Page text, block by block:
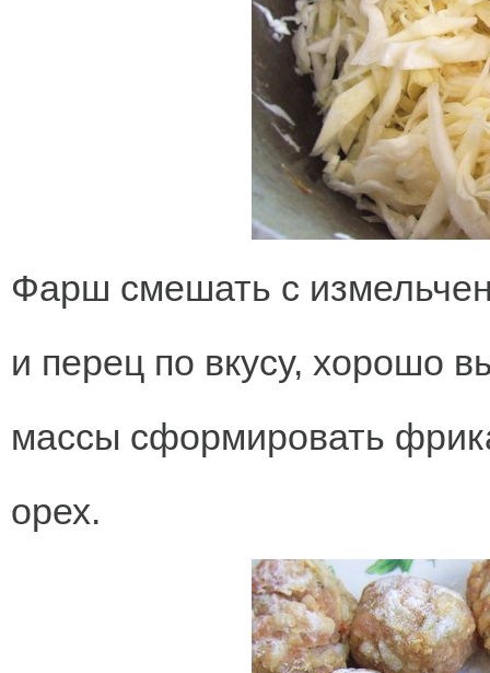
Фарш смешать с
и перец по вкусу, хорошо
массы сформировать
орех.